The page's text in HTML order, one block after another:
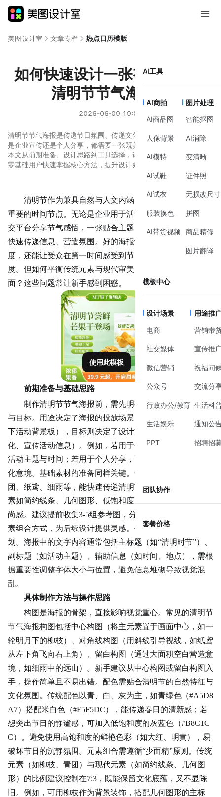
AI工具
AI商拍
AI商品图
人像背景
AI模特
AI试鞋
AI试衣
服装换色
AI带货视频
图片处理
智能抠图
AI消除
变清晰
证件照
无损改尺寸
拼图
商品精修
图片翻译
模板中心
设计场景
电商
社交媒体
微信营销
公众号
行政办公/教育
生活娱乐
PPT
用途推
营销带
宣传推
祝福问
交流分
生活科
通知公
招聘招
团队协作
套餐价格
美图设计室 文章专栏 热点日历模版
如何快速设计一张有氛围感的
清明节节气海报？
2026-06-09 19:04
清明节节气海报是传递节日氛围、传递文化内涵的重要载体，无论
是企业宣传还是个人分享，都需要一张既美观又贴合主题的海报。
本文从前期准备、设计思路到工具选择，详细拆解制作流程，适合
零基础用户快速掌握核心方法，提升设计效率。
清明节作为兼具自然与人文内涵的传统节日，是春日里
重要的时间节点。无论是企业用于活动宣传，还是个人在社
交平台分享节气感悟，一张贴合主题的清明节节气海报总能
快速传递信息、营造氛围。好的海报设计不仅能提升专业
度，还能让受众在第一时间感受到节日的仪式感与文化温
度。但如何平衡传统元素与现代审美？如何避免设计流于表
面？这些问题常让新手感到困惑。
使用此模板
前期准备与基础思路
制作清明节节气海报前，需先明确两个核心问题：用途
与目标。用途决定了海报的投放场景（如线上社交平台、线
下活动背景板），目标则决定了设计方向（如传递节日文
化、宣传活动信息）。例如，若用于企业活动宣传，需突出
活动主题与时间；若用于个人分享，可更侧重情感表达与文
化意境。基础素材的准备同样关键。传统元素如柳枝、青
团、纸鸢、细雨等，能快速传递清明节的自然特征；现代元
素如简约线条、
几何图形、低饱和度配色，则能提升视觉时
尚感。建议提前收集3-5组参考图，分析其构图、配色与元
素组合方式，为后续设计提供灵感。信息层级也需提前规
划。海报中的文字内容通常包括主标题（如“清明时节”）、
副标题（如活动主题）、辅助信息（如时间、地点），需根
据重要性调整字体大小与位置，避免信息堆砌导致视觉混
乱。
具体制作方法与操作思路
构图是海报的骨架，直接影响视觉重心。常见的清明节
节气海报构图包括中心构图（将主元素置于画面中心，如一
轮明月下的柳枝）、对角线构图（用斜线引导视线，如纸鸢
从左下角飞向右上角）、留白构图（通过大面积空白营造意
境，如细雨中的远山）。新手建议从中心构图或留白构图入
手，操作简单且不易出错。配色需贴合清明节的自然特征与
文化氛围。传统配色以青、白、灰为主，如青绿色（#A5D8
A7）搭配米白色（#F5F5DC），能传递春日的清新感；若
想突出节日的静谧感，可加入低饱和度的灰蓝色（#B8C1C
C）。避免使用高饱和度的鲜艳色彩（如大红、明黄），易
破坏节日的沉静氛围。元素组合需遵循“少而精”原则。传统
元素（如柳枝、青团）与现代元素（如简约线条、几何图
形）的比例建议控制在7:3，既能保留文化底蕴，又不显陈
旧。例如，可用柳枝作为背景装饰，搭配几何图形的主标